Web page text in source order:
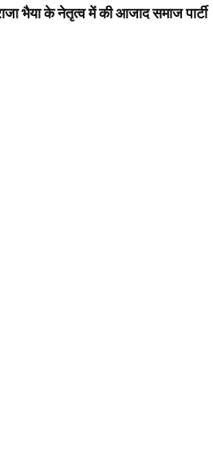
भैया के नेतृत्व में की आजाद समाज पार्टी